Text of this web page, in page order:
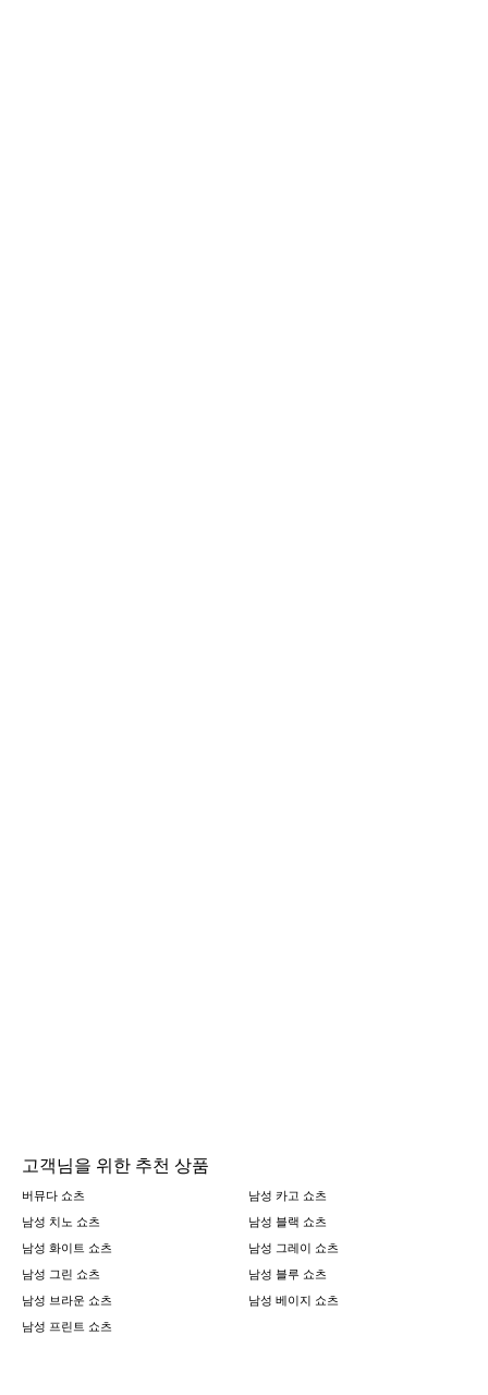
고객님을 위한 추천 상품
버뮤다 쇼츠 남성 카고 쇼츠
남성 치노 쇼츠 남성 블랙 쇼츠
남성 화이트 쇼츠 남성 그레이 쇼츠
남성 그린 쇼츠 남성 블루 쇼츠
남성 브라운 쇼츠 남성 베이지 쇼츠
남성 프린트 쇼츠